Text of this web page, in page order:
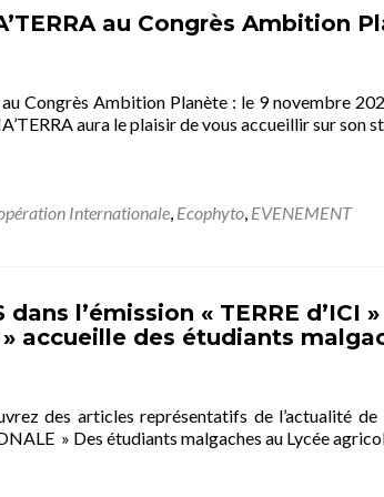
au Congrès Ambition
au Congrès Ambition Planète : le 9 novembre
aura le plaisir de vous accueillir sur son
Internationale, Ecophyto, EVENEMENT
dans l’émission « TERRE
accueille des étudiants
des articles représentatifs de l’actualité de
» Des étudiants malgaches au Lycée